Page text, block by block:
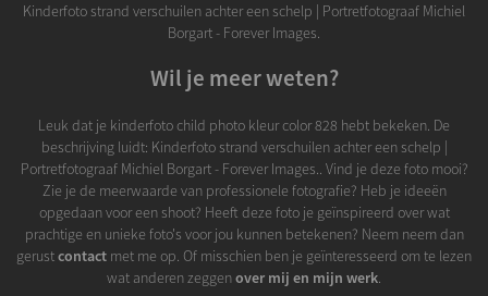
Kinderfoto strand verschuilen achter een schelp | Portretfotograaf Michiel
Borgart - Forever Images.
Wil je meer weten?
Leuk dat je kinderfoto child photo kleur color 828 hebt bekeken. De
beschrijving luidt: Kinderfoto strand verschuilen achter een schelp |
Portretfotograaf Michiel Borgart - Forever Images.. Vind je deze foto mooi?
Zie je de meerwaarde van professionele fotografie? Heb je ideeën
opgedaan voor een shoot? Heeft deze foto je geïnspireerd over wat
prachtige en unieke foto's voor jou kunnen betekenen? Neem neem dan
gerustcontact met me op. Of misschien ben je geïnteresseerd om te lezen
wat anderen zeggenover mij en mijn werk.